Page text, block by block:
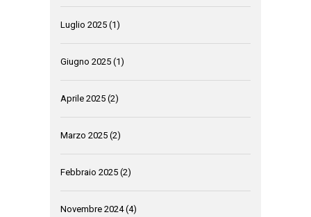
Luglio 2025 (1)
Giugno 2025 (1)
Aprile 2025 (2)
Marzo 2025 (2)
Febbraio 2025 (2)
Novembre 2024(4)